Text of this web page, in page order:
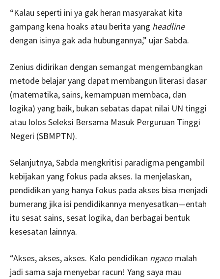
“Kalau seperti ini ya gak heran masyarakat kita
gampang kena hoaks atau berita yang headline
dengan isinya gak ada hubungannya,” ujar Sabda.
Zenius didirikan dengan semangat mengembangkan
metode belajar yang dapat membangun literasi dasar
(matematika, sains, kemampuan membaca, dan
logika) yang baik, bukan sebatas dapat nilai UN tinggi
atau lolos Seleksi Bersama Masuk Perguruan Tinggi
Negeri (SBMPTN).
Selanjutnya, Sabda mengkritisi paradigma pengambil
kebijakan yang fokus pada akses. Ia menjelaskan,
pendidikan yang hanya fokus pada akses bisa menjadi
bumerang jika isi pendidikannya menyesatkan—entah
itu sesat sains, sesat logika, dan berbagai bentuk
kesesatan lainnya.
“Akses, akses, akses. Kalo pendidikan ngacomalah
jadi sama saja menyebar racun! Yang saya mau